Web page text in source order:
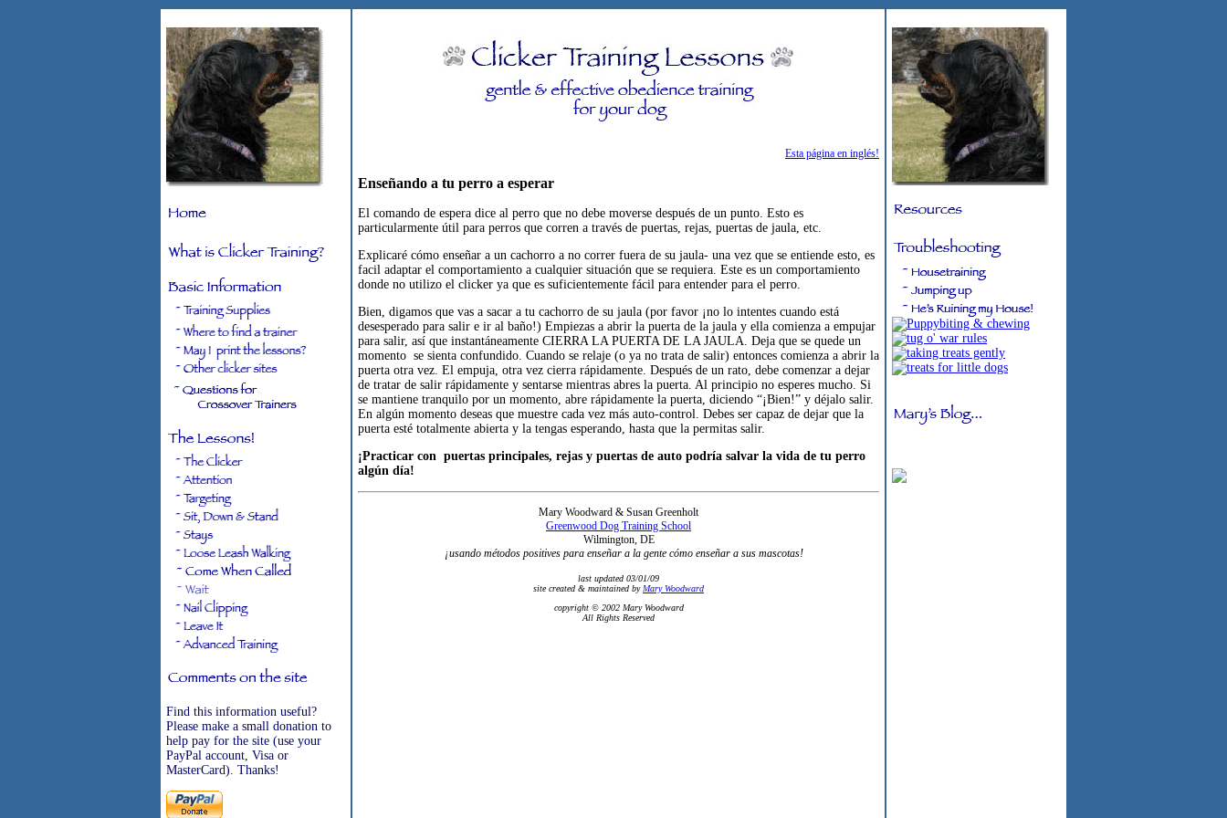
Find this information useful?
Please make a small donation to
help pay for the site (use your
PayPal account, Visa or
MasterCard). Thanks!
Esta página en inglés!
Enseñando a tu perro a esperar
El comando de espera dice al perro que no debe moverse después de un punto. Esto es
particularmente útil para perros que corren a través de puertas, rejas, puertas de jaula, etc.
Explicaré cómo enseñar a un cachorro a no correr fuera de su jaula- una vez que se entiende esto, es
facil adaptar el comportamiento a cualquier situación que se requiera. Este es un comportamiento
donde no utilizo el clicker ya que es suficientemente fácil para entender para el perro.
Bien, digamos que vas a sacar a tu cachorro de su jaula (por favor ¡no lo intentes cuando está
desesperado para salir e ir al baño!) Empiezas a abrir la puerta de la jaula y ella comienza a empujar
para salir, así que instantáneamente CIERRA LA PUERTA DE LA JAULA. Deja que se quede un
momento se sienta confundido. Cuando se relaje (o ya no trata de salir) entonces comienza a abrir la
puerta otra vez. El empuja, otra vez cierra rápidamente. Después de un rato, debe comenzar a dejar
de tratar de salir rápidamente y sentarse mientras abres la puerta. Al principio no esperes mucho. Si
se mantiene tranquilo por un momento, abre rápidamente la puerta, diciendo “¡Bien!” y déjalo salir.
En algún momento deseas que muestre cada vez más auto-control. Debes ser capaz de dejar que la
puerta esté totalmente abierta y la tengas esperando, hasta que la permitas salir.
¡Practicar con puertas principales, rejas y puertas de auto podría salvar la vida de tu perro
algún día!
Mary Woodward & Susan Greenholt
Greenwood Dog Training School
Wilmington, DE
¡usando métodos positives para enseñar a la gente cómo enseñar a sus mascotas!
last updated 03/01/09
site created & maintained by Mary Woodward
copyright © 2002 Mary Woodward
All Rights Reserved